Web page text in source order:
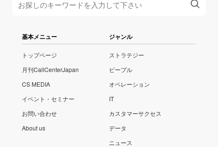
基本メニュー
トップページ
月刊CallCenterJapan
CS MEDIA
イベント・セミナー
お問い合わせ
About us
ジャンル
ストラテジー
ピープル
オペレーション
IT
カスタマーサクセス
データ
ニュース